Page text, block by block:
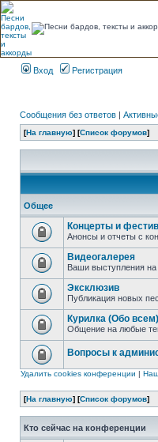
Вход Регистрация
Сообщения без ответов |
[На главную] [Список форумов]
Общее
Концерты и
Анонсы и отчеты с
Видеогалерея
Ваши выступления на
Эксклюзив
Публикация новых
Курилка (Обо всем)
Общение на любые
Вопросы к
Удалить cookies конференции |
[На главную] [Список форумов]
Кто сейчас на конференции